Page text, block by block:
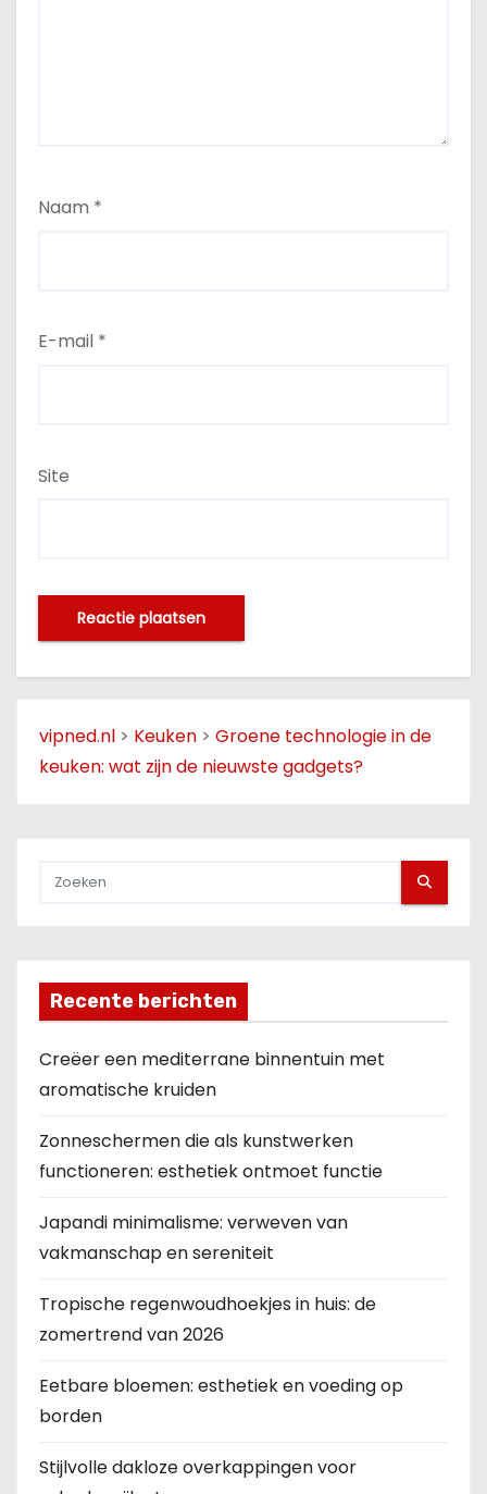
Naam *
E-mail *
Site
vipned.nl > Keuken > Groene technologie in de
keuken: wat zijn de nieuwste gadgets?
Recente berichten
Creëer een mediterrane binnentuin met
aromatische kruiden
Zonneschermen die als kunstwerken
functioneren: esthetiek ontmoet functie
Japandi minimalisme: verweven van
vakmanschap en sereniteit
Tropische regenwoudhoekjes in huis: de
zomertrend van 2026
Eetbare bloemen: esthetiek en voeding op
borden
Stijlvolle dakloze overkappingen voor